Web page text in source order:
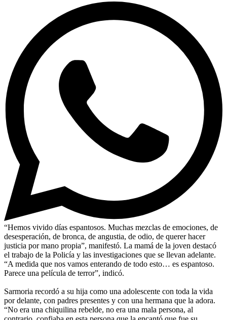
“Hemos vivido días espantosos. Muchas mezclas de emociones, de
desesperación, de bronca, de angustia, de odio, de querer hacer
justicia por mano propia”, manifestó. La mamá de la joven destacó
el trabajo de la Policía y las investigaciones que se llevan adelante.
“A medida que nos vamos enterando de todo esto… es espantoso.
Parece una película de terror”, indicó.
Sarmoria recordó a su hija como una adolescente con toda la vida
por delante, con padres presentes y con una hermana que la adora.
“No era una chiquilina rebelde, no era una mala persona, al